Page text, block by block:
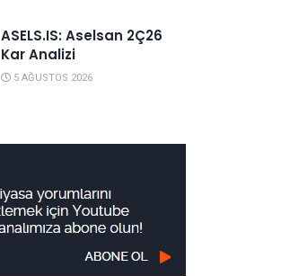
ASELS.IS: Aselsan 2Ç26
Kar Analizi
5 AĞUSTOS 2026